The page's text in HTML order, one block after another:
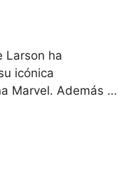
Larson ha
icónica
Marvel. Además …